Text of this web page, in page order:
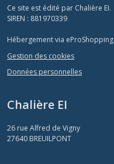
Ce site est édité par Chalière EI.
SIREN : 881970339
Hébergement via eProShopping
Gestion des cookies
Données personnelles
Chalière EI
26 rue Alfred de Vigny
27640 BREUILPONT